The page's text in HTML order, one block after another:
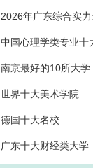
2026年广东综合实
中国心理学类专业十
南京最好的10所大学
世界十大美术学院
德国十大名校
广东十大财经类大学